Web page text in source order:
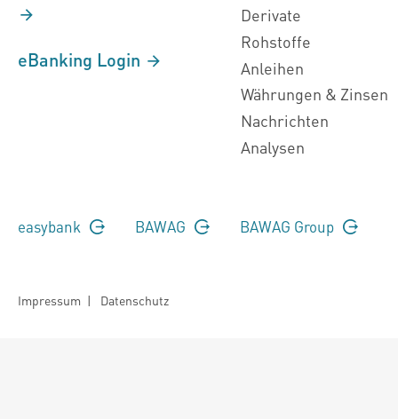
eBanking Login
Derivate
Rohstoffe
Anleihen
Währungen & Zinsen
Nachrichten
Analysen
easybank BAWAG BAWAG Group
Impressum | Datenschutz